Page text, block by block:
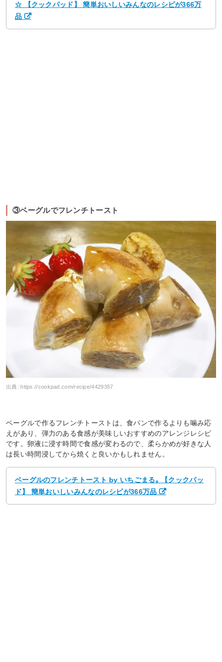
☆ 【クックパッド】 簡単おいしいみんなのレシピが366万
品
③ベーグルでフレンチトースト
出典: https://cookpad.com/recipe/4429357
ベーグルで作るフレンチトーストは、食パンで作るよりも噛み応
えがあり、弾力のある食感が美味しいおすすめのアレンジレシピ
です。卵液に浸す時間で食感が変わるので、柔らかめが好きな人
は長い時間浸してから焼くと良いかもしれません。
ベーグルのフレンチトースト by いちごまる｡ 【クックパッ
ド】 簡単おいしいみんなのレシピが366万品